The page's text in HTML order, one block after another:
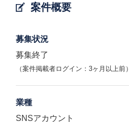
案件概要
募集状況
募集終了
（案件掲載者ログイン：3ヶ月以上前）
業種
SNSアカウント